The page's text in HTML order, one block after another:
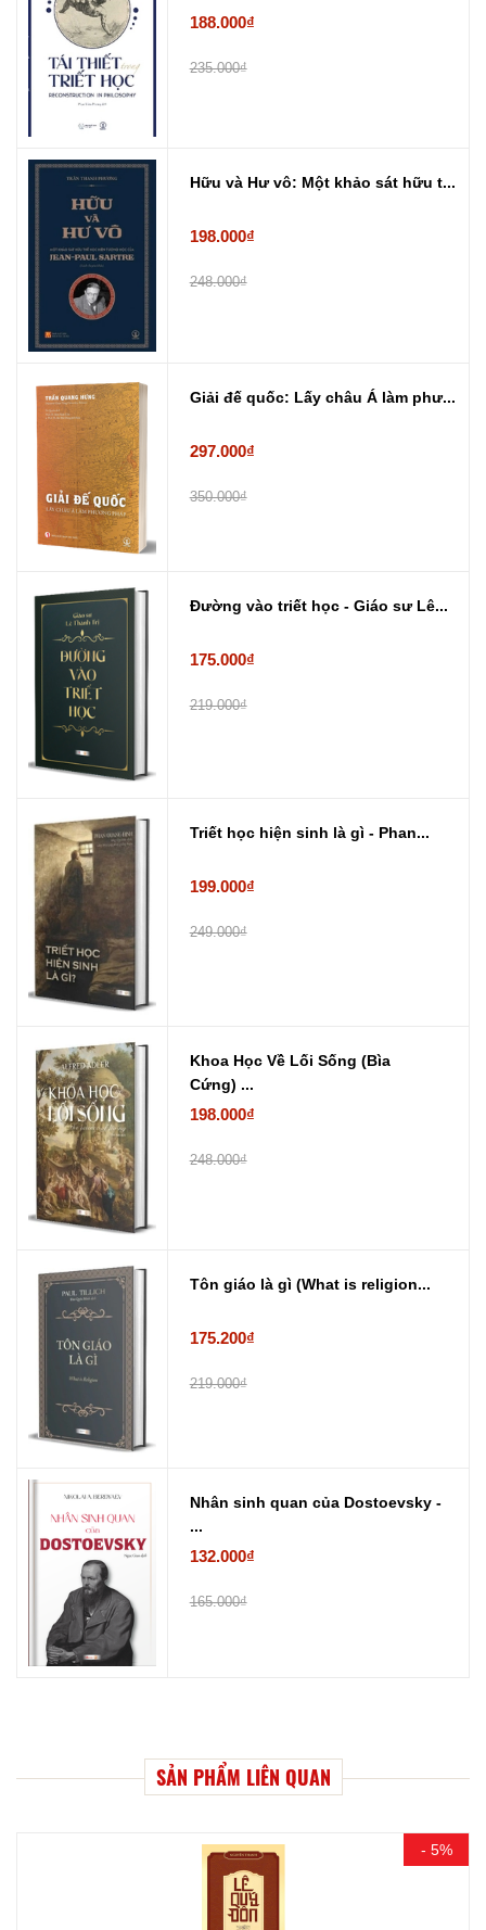
188.000₫
235.000₫
Hữu và Hư vô: Một khảo sát hữu t...
198.000₫
248.000₫
Giải đế quốc: Lấy châu Á làm phư...
297.000₫
350.000₫
Đường vào triết học - Giáo sư Lê...
175.000₫
219.000₫
Triết học hiện sinh là gì - Phan...
199.000₫
249.000₫
Khoa Học Về Lối Sống (Bìa
Cứng) ...
198.000₫
248.000₫
Tôn giáo là gì (What is religion...
175.200₫
219.000₫
Nhân sinh quan của Dostoevsky -
...
132.000₫
165.000₫
SẢN PHẨM LIÊN QUAN
- 5%